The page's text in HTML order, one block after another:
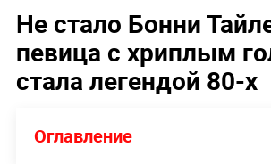
Не стало Бонни
певица с хриплым
стала легендой 80-х
Оглавление